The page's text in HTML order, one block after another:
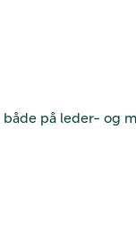
på leder- og